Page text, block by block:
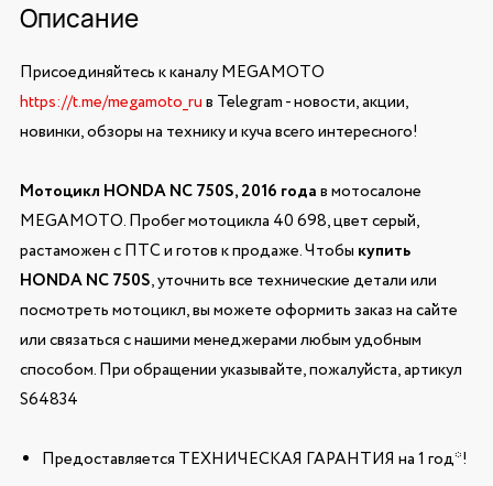
Описание
Присоединяйтесь к каналу MEGAMOTO
https://t.me/megamoto_ruв Telegram - новости, акции,
новинки, обзоры на технику и куча всего интересного!
Мотоцикл HONDA NC 750S, 2016 годав мотосалоне
MEGAMOTO. Пробег мотоцикла 40 698, цвет серый,
растаможен с ПТС и готов к продаже. Чтобы купить
HONDA NC 750S, уточнить все технические детали или
посмотреть мотоцикл, вы можете оформить заказ на сайте
или связаться с нашими менеджерами любым удобным
способом. При обращении указывайте, пожалуйста, артикул
S64834
Предоставляется ТЕХНИЧЕСКАЯ ГАРАНТИЯ на 1 год*!